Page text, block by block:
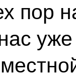
пор